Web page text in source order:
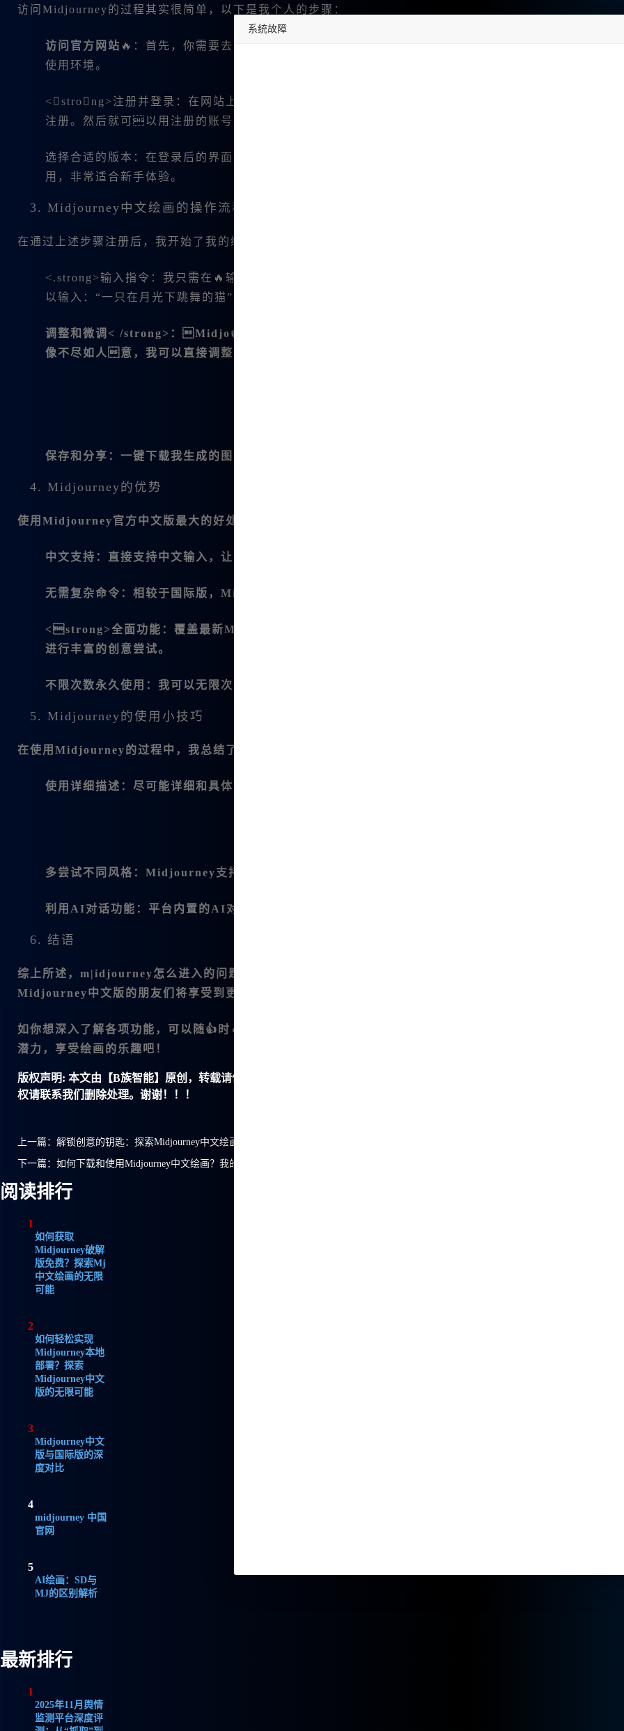
访问Midjourney的过程其实很简单，以下是我个人的步骤：
访问官方网站 🔥：首先，你需要去www.bzu.cn
使用环境。
<strong>注册并登录：在网站上注册非常简单，填写相关信息后，🔥你会收到一个确认邮件，点击链
注册。然后就可以用注册的账号登录了🔥。
选择合适的版本：在登录后的界面，你可以选择“
用，非常适合新手体验。
3. Midjourney中文绘画的操作流程
在通过上述步骤注册后，我开始了我的绘图之旅。以下是我使用Midjourney的基本操作流程：
<.strong>输入指令：我只需在🔥输入框中输入所需的描述，AI就会根据👍这些描述生成图像。比如，
以输入：“一只在月光下跳舞的猫”，然后点击生成。
调整和微调< /strong>：Midjo👍urney支持图片编辑功能，包.括平移、扩图、局部重绘等。一旦生成
像不尽如人意，我可以直接调整。
保存和分享 ：一键下载我生成的图片，方便分享给朋友或用于个人项目。
4. Midjourney的优势
使用 Midjourney官方中文版最大的好处就是功能齐全且贴心，具体优势如下：
中文支持 ：直接支持中文输入，让我能更直观地表达所需的图像效果。
无需复杂命令 ：相较于国际版，Midjourney中文版操作更简便，不需要学习复杂的命令。
<strong>全面功能：覆盖最新Midjourney V6.1、niji6版本，👍支持🔥文生图、图生图等多种功能，
进行丰富的创意尝试。
不限次数永久使用 ：我可以无限次进行绘图，而不必担心使用次数的限制。
5. Midjourney的使用小技巧
在使用Midjourney的过程中，我总结了一些小技巧，帮助我提高效率：
使用详细描述 ：尽可能详细和具体地描述你想要生成的图像，这样生成的效果通常会更好。
多尝试不同风格 ：Midjourney支持不同的风格模板，你可以试试不同的风格来找寻最符合你需求的效果
利用AI对话功能 ：平台内置的AI对话功能可以为我提供创作灵感，比如我可以询问如何改进我的图像描
6. 结语
综上所述， m|idjourney怎么进入 的问题其实答案简单，只需几个步骤便能开👍启你的创意😊之旅。而且，使
Midjourney中文版 的朋友们将享受到更加顺畅的使用体验。
如你想深入了解各项功能，可以随👍时🔥访问
潜力，享受绘画的乐趣吧！
版权声明: 本文由【B族智能】原创，转载请保留链接: https://www.bzu.cn/news/show/8945.html，部分文章内容来源网络，
权请联系我们删除处理。谢谢！！！
上一篇： 解锁创意的钥匙：探索Midjourney中文绘画的无限可能
下一篇： 如何下载和使用Midjourney中文绘画？我的实用指南
阅读排行
1
如何获取
Midjourney破解
版免费？探索Mj
中文绘画的无限
可能
2
如何轻松实现
Midjourney本地
部署？探索
Midjourney中文
版的无限可能
3
Midjourney中文
版与国际版的深
度对比
4
midjourney 中国
官网
5
AI绘画：SD与
MJ的区别解析
最新排行
1
2025年11月舆情
监测平台深度评
系统故障